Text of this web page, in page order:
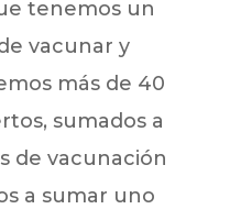
tenemos un
vacunar y
más de 40
sumados a
de vacunación
a sumar uno